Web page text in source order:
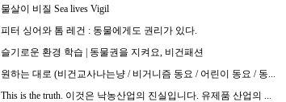
물살이 비질 Sea lives Vigil
피터 싱어와 톰 레건 : 동물에게도 권리가 있다.
슬기로운 환경 학습 | 동물권을 지켜요, 비건패션
원하는 대로 (비건교사나는냥 / 비거니즘 동요 / 어린이 동요 / 동...
This is the truth. 이것은 낙농산업의 진실입니다. 유제품 산업의 ...